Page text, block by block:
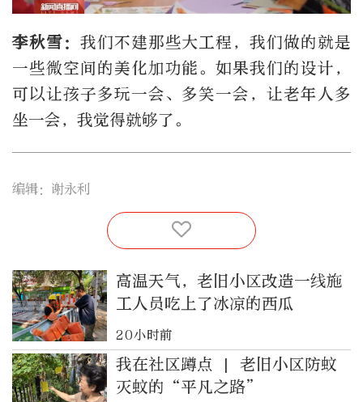
李秋雪： 我们不建那些大工程，我们做的就是
一些微空间的美化加功能。如果我们的设计，
可以让孩子多玩一会、多笑一会，让老年人多
坐一会，我觉得就够了。
编辑：谢永利
高温天气，老旧小区改造一线施
工人员吃上了冰凉的西瓜
20小时前
我在社区蹲点 | 老旧小区防蚊
灭蚊的“平凡之路”